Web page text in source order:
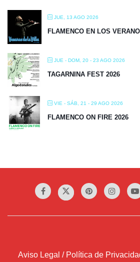
JUE, 13 AGO 2026
FLAMENCO EN LOS
JUE - DOM, 20 - 23 AGO 2026
TAGARNINA FEST 2026
VIE - SÁB, 21 - 29 AGO 2026
FLAMENCO ON FIRE 2026
Aviso Legal / Política de